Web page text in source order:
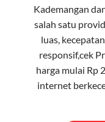
Kademangan
salah satu
luas,
responsif,cek
harga mulai Rp
internet